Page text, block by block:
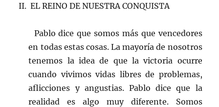
II. EL REINO DE NUESTRA CONQUISTA
Pablo dice que somos más que vencedores
en todas estas cosas. La mayoría de nosotros
tenemos la idea de que la victoria ocurre
cuando vivimos vidas libres de problemas,
aflicciones y angustias. Pablo dice que la
realidad es algo muy diferente. Somos